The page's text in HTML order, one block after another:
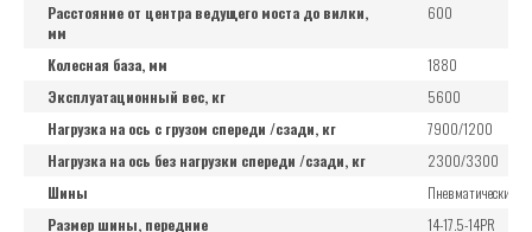
Расстояние от центра ведущего моста до вилки,
мм
600
Колесная база, мм
1880
Эксплуатационный вес, кг
5600
Нагрузка на ось с грузом спереди /сзади, кг
7900/1200
Нагрузка на ось без нагрузки спереди /сзади, кг
2300/3300
Шины
Пневматические
Размер шины, передние
14-17.5-14PR